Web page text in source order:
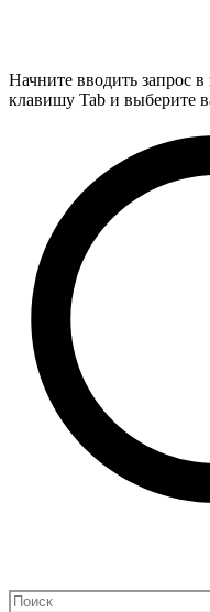
Начните вводить запрос
клавишу Tab и выберите